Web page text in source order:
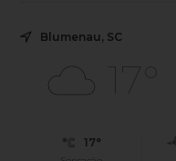
Blumenau, SC
17°
17°